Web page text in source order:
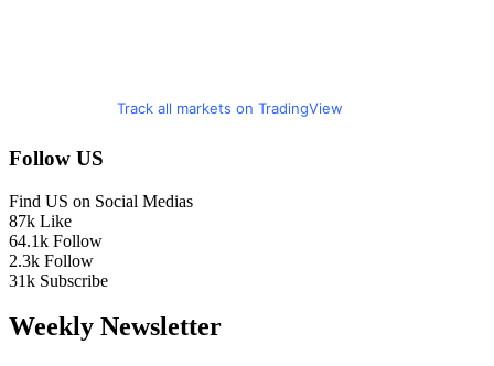
Track all markets on TradingView
Follow US
Find US on Social Medias
87k Like
64.1k Follow
2.3k Follow
31k Subscribe
Weekly Newsletter